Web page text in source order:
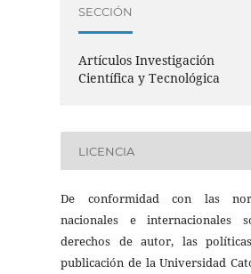
SECCIÓN
Artículos Investigación
Científica y Tecnológica
LICENCIA
De conformidad con las
nacionales e internacionales
derechos de autor, las
publicación de la Universidad